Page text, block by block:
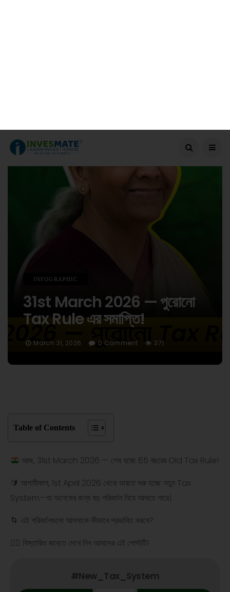
INFOGRAPHIC
31st March 2026 — পুরোনো
Tax Rule এর সমাপ্তি!
March 31, 2026 0 Comment 371
Table of Contents
আজ, 31st March 2026 — শেষ হচ্ছে 65 বছরের Old Tax Rule!
🔰 আগামীকাল, 1st April 2026 থেকে ভারতে শুরু হচ্ছে নতুন Tax
System—যা অনেকের জন্য বড় পরিবর্তন নিয়ে আসতে পারে।
🌀 এই পরিবর্তনগুলো আপনাকে কীভাবে প্রভাবিত করবে?
👉🏻 বিস্তারিত জানতে দেখে নিন আমাদের এই পোস্টটি।
#New_Tax_System